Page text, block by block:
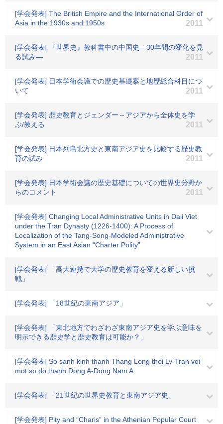
[学会発表] The British Empire and the International Order of
Asia in the 1930s and 1950s
2011
[学会発表] 『世界史』教科書中の中国史―30年間の変化を見
る試み―
2011
[学会発表] 日本学術会議での歴史基礎案と地歴総合科目につ
いて
2011
[学会発表] 歴史教育とジェンダー～アジアから全体史を学
ぶ/教える
2011
[学会発表] 日本列島北方史と東南アジア史を比較する歴史教
育の試み
2011
[学会発表] 日本学術会議の歴史基礎についての世界史分野か
らのコメント
2011
[学会発表] Changing Local Administrative Units in Daii Viet
under the Tran Dynasty (1226-1400): A Process of
Localization of the Tang-Song-Modeled Administrative
System in an East Asian “Charter Polity”
[学会発表] 「高大連携で大学の歴史教育を変える新しい挑
戦」
[学会発表] 「18世紀の東南アジア」
[学会発表] 「東北地方でわざわざ東南アジア史を学ぶ意味を
明示できる歴史学と歴史教育は可能か？」
[学会発表] So sanh kinh thanh Thang Long thoi Ly-Tran voi
mot so do thanh Dong A-Dong Nam A
[学会発表] 「21世紀の世界史教育と東南アジア史」
[学会発表] Pity and “Charis” in the Athenian Popular Court